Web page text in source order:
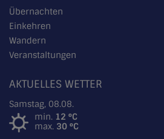
Übernachten
Einkehren
Wandern
Veranstaltungen
AKTUELLES WETTER
Samstag, 08.08.
min. 12 °C
max. 30 °C